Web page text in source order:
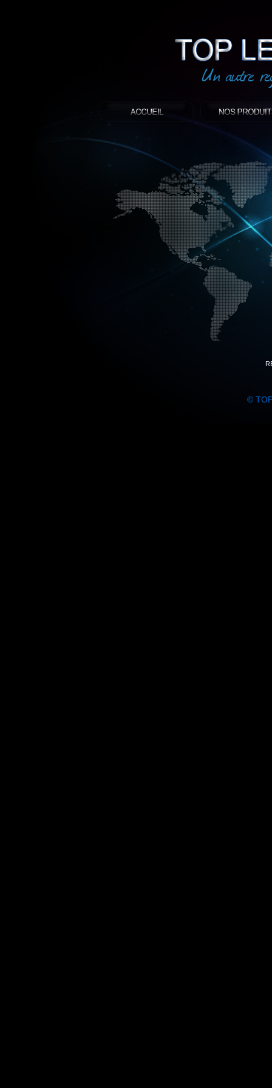
©
: Top led world
Produit décoratif led
Objet publicitaire led
éclairage blanc led
Enseigne publicitaire
Fabriquant et distributeur français
gamme à base de LED.
led, Topledworld, top led world, top
économie énergie, edf, lumière,